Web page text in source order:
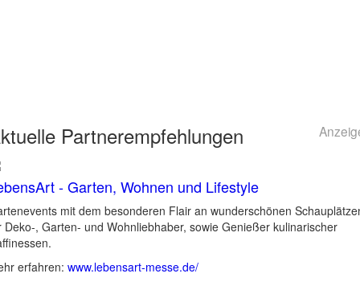
Partnerempfehlungen
- Garten, Wohnen und Lifestyle
mit dem besonderen Flair an wunderschönen
Deko-, Garten- und Wohnliebhaber, sowie Genießer kulinarischer
erfahren: www.lebensart-messe.de/